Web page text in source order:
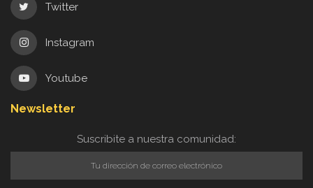
Twitter
Instagram
Youtube
Newsletter
Suscribite a nuestra comunidad: